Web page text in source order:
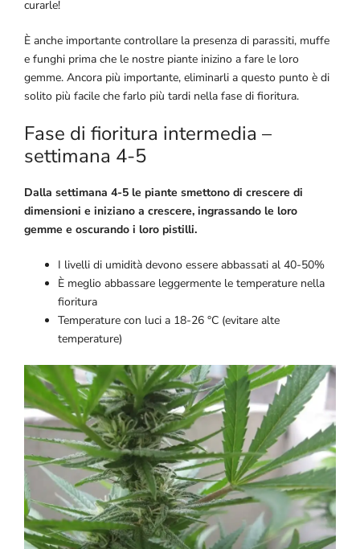
curarle!
È anche importante controllare la presenza di parassiti, muffe
e funghi prima che le nostre piante inizino a fare le loro
gemme. Ancora più importante, eliminarli a questo punto è di
solito più facile che farlo più tardi nella fase di fioritura.
Fase di fioritura intermedia –
settimana 4-5
Dalla settimana 4-5 le piante smettono di crescere di
dimensioni e iniziano a crescere, ingrassando le loro
gemme e oscurando i loro pistilli.
I livelli di umidità devono essere abbassati al 40-50%
È meglio abbassare leggermente le temperature nella
fioritura
Temperature con luci a 18-26 °C (evitare alte
temperature)